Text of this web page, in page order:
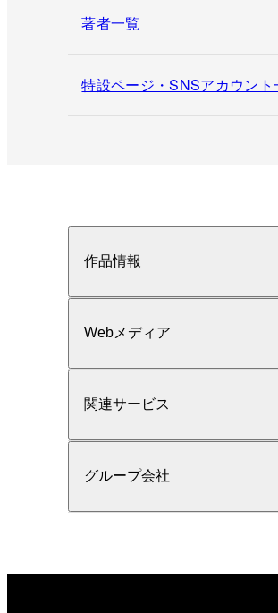
著者一覧
特設ページ・SNSアカウント
作品情報
Webメディア
関連サービス
グループ会社